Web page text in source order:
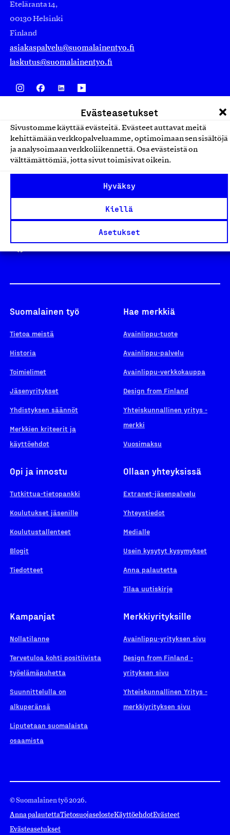
Evästeasetukset
Sivustomme käyttää evästeitä. Evästeet auttavat meitä
kehittämään verkkopalveluamme, optimoimaan sen sisältöjä
ja analysoimaan verkkoliikennettä. Osa evästeistä on
välttämättömiä, jotta sivut toimisivat oikein.
Hyväksy
Kiellä
Asetukset
Eteläranta 14,
00130 Helsinki
Finland
asiakaspalvelu@suomalainentyo.fi
laskutus@suomalainentyo.fi
Yhteiskunnallinen Yritys -merkki
Suomalainen työ
Tietoa meistä
Historia
Toimielimet
Jäsenyritykset
Yhdistyksen säännöt
Merkkien kriteerit ja
käyttöehdot
Hae merkkiä
Avainlippu-tuote
Avainlippu-palvelu
Avainlippu-verkkokauppa
Design from Finland
Yhteiskunnallinen yritys -
merkki
Vuosimaksu
Opi ja innostu
Tutkittua-tietopankki
Koulutukset jäsenille
Koulutustallenteet
Blogit
Tiedotteet
Ollaan yhteyksissä
Extranet-jäsenpalvelu
Yhteystiedot
Medialle
Usein kysytyt kysymykset
Anna palautetta
Tilaa uutiskirje
Kampanjat
Nollatilanne
Tervetuloa kohti positiivista
työelämäpuhetta
Suunnittelulla on
alkuperänsä
Liputetaan suomalaista
osaamista
Merkkiyrityksille
Avainlippu-yrityksen sivu
Design from Finland -
yrityksen sivu
Yhteiskunnallinen Yritys -
merkkiyrityksen sivu
© Suomalainen työ 2026.
Anna palautettaTietosuojaselosteKäyttöehdotEvästeet
Evästeasetukset